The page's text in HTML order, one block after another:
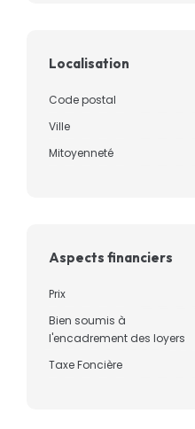
Localisation
Code postal
Ville
Mitoyenneté
Aspects financiers
Prix
Bien soumis à
l'encadrement des loyers
Taxe Foncière